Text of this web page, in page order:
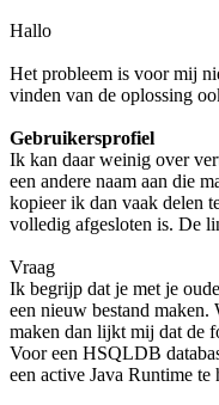
Hallo
Het probleem is voor mij
vinden van de oplossing
Gebruikersprofiel
Ik kan daar weinig over
een andere naam aan die
kopieer ik dan vaak delen
volledig afgesloten is. De
Vraag
Ik begrijp dat je met je
een nieuw bestand maken.
maken dan lijkt mij dat de
Voor een HSQLDB
een active Java Runtime te